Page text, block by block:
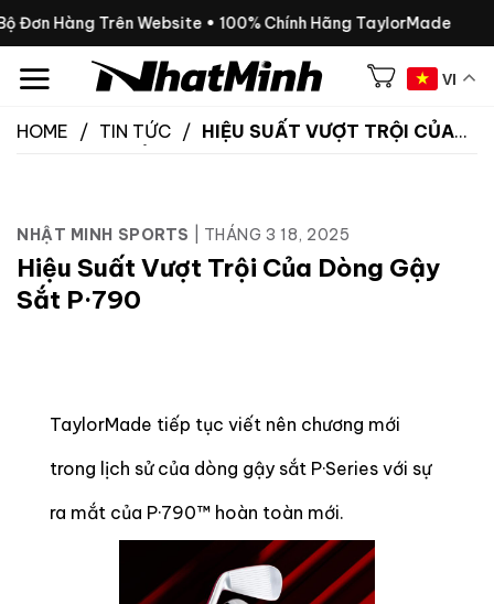
Chuyển
đến
nội
dung
Đơn Hàng Trên Website • 100% Chính Hãng TaylorMade
VI
HOME / TIN TỨC / HIỆU SUẤT VƯỢT TRỘI CỦA
Hiệu Suất Vượt Trội Của Dòng Gậy
Sắt P·790
NHẬT MINH SPORTS THÁNG 3 18, 2025
TaylorMade tiếp tục viết nên chương mới
trong lịch sử của dòng gậy sắt P·Series với sự
ra mắt của P·790™ hoàn toàn mới.